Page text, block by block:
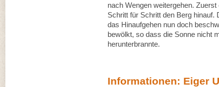
nach Wengen weitergehen.
Schritt für Schritt den Berg
das Hinaufgehen nun doch
bewölkt, so dass die Sonne nicht
herunterbrannte.
Informationen: Eiger